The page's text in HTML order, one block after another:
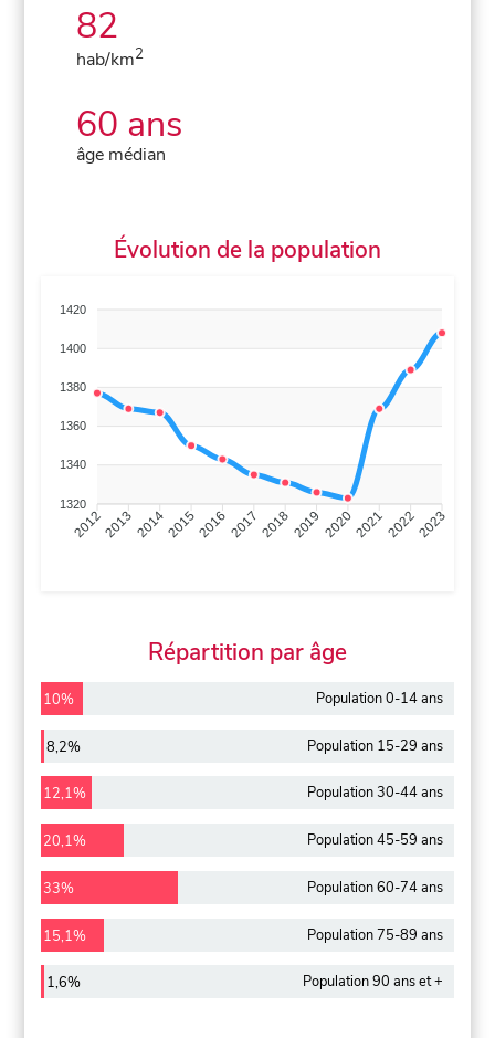
82
hab/km2
60 ans
âge médian
Évolution de la population
1420
1400
1380
1360
1340
1320
201220132014201520162017 20182019 2020202120222023
Répartition par âge
10% Population 0-14 ans
8,2% Population 15-29 ans
12,1% Population 30-44 ans
20,1% Population 45-59 ans
33% Population 60-74 ans
15,1% Population 75-89 ans
1,6% Population 90 ans et +